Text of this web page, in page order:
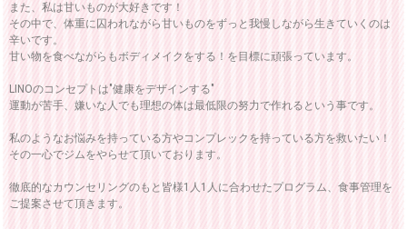
また、私は甘いものが大好きです！
その中で、体重に囚われながら甘いものをずっと我慢しながら生きていくのは
辛いです。
甘い物を食べながらもボディメイクをする！を目標に頑張っています。
LINOのコンセプトは"健康をデザインする"
運動が苦手、嫌いな人でも理想の体は最低限の努力で作れるという事です。
私のようなお悩みを持っている方やコンプレックを持っている方を救いたい！
その一心でジムをやらせて頂いております。
徹底的なカウンセリングのもと皆様1人1人に合わせたプログラム、食事管理を
ご提案させて頂きます。